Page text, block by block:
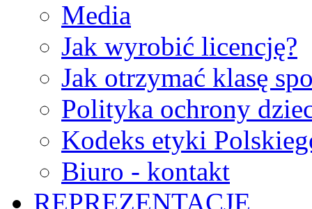
Media
Jak wyrobić licencję?
Jak otrzymać klasę
Polityka ochrony
Kodeks etyki
Biuro - kontakt
REPREZENTACJE